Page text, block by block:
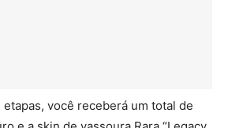
você receberá um total de